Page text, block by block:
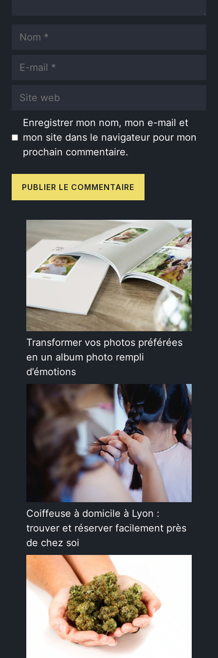
Nom
E-
Site
Enregistrer mon nom, mon e-mail et
mon site dans le navigateur pour mon
prochain commentaire.
Transformer vos photos préférées
en un album photo rempli
d’émotions
Coiffeuse à domicile à Lyon :
trouver et réserver facilement près
de chez soi